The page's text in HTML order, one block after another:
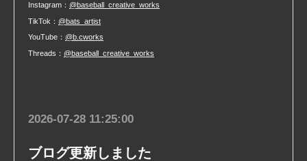
Instagram： @baseball_creative_works
TikTok： @bats_artist
YouTube： @b.cworks
Threads： @baseball_creative_works
2026-07-28 11:25:00
ブログ更新しました